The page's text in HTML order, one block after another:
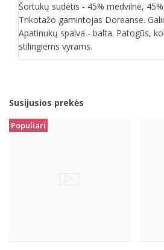
Šortukų sudėtis - 45% medvilnė,
Trikotažo gamintojas Doreanse.
Apatinukų spalva - balta. Patogūs,
stilingiems vyrams.
Susijusios prekės
Populiari